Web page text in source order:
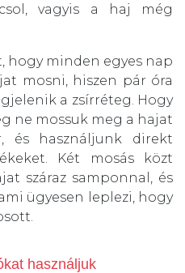
vagyis a haj még
hogy minden egyes nap
mosni, hiszen pár óra
a zsírréteg. Hogy
ne mossuk meg a hajat
és használjunk direkt
Két mosás közt
száraz samponnal, és
ügyesen leplezi, hogy
használjuk